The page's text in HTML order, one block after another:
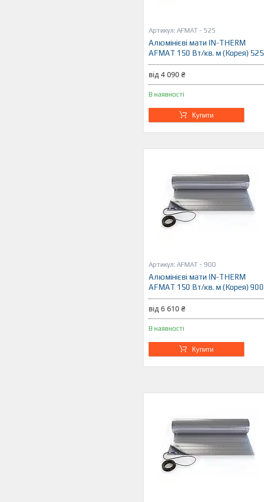
AFMAT - 525
Алюмінієві мати IN-THERM
AFMAT 150 Вт/кв. м (Корея) 525
від 4 090 ₴
В наявності
Купити
AFMAT - 900
Алюмінієві мати IN-THERM
AFMAT 150 Вт/кв. м (Корея) 900
від 6 610 ₴
В наявності
Купити